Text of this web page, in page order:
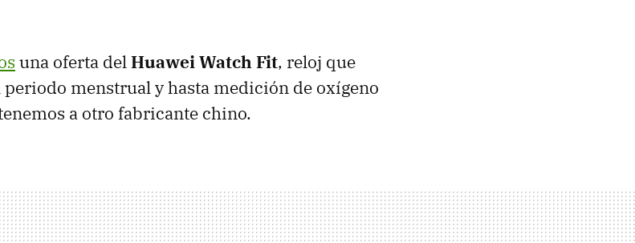
una oferta delHuawei Watch Fit, reloj que
menstrual y hasta medición de oxígeno
a otro fabricante chino.